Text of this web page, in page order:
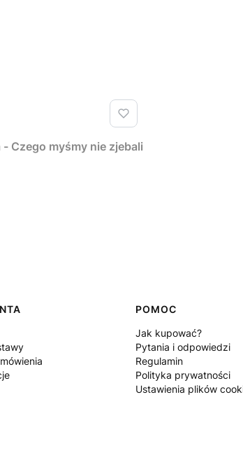
- Czego myśmy nie zjebali
POMOC
Jak kupować?
Pytania i odpowiedzi
Regulamin
Polityka prywatności
Ustawienia plików